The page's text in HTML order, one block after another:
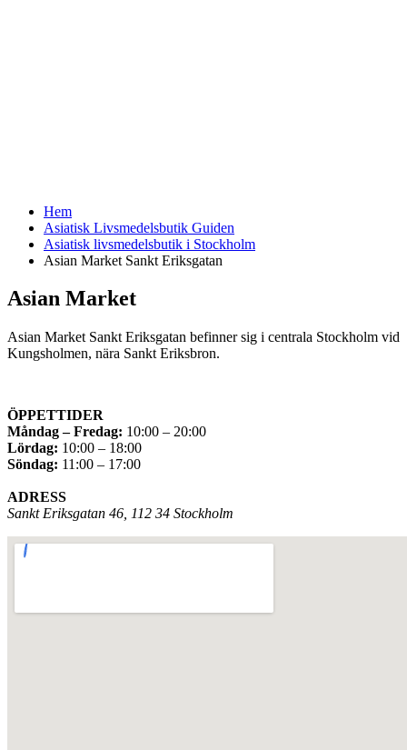
Hem
Asiatisk Livsmedelsbutik Guiden
Asiatisk livsmedelsbutik i Stockholm
Asian Market Sankt Eriksgatan
Asian Market
Asian Market Sankt Eriksgatan befinner sig i centrala Stockholm vid
Kungsholmen, nära Sankt Eriksbron.
ÖPPETTIDER
Måndag – Fredag: 10:00 – 20:00
Lördag: 10:00 – 18:00
Söndag: 11:00 – 17:00
ADRESS
Sankt Eriksgatan 46, 112 34 Stockholm